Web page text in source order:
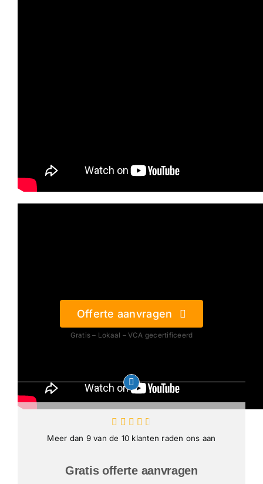
Offerte aanvragen
Gratis – Lokaal – VCA gecertificeerd
Meer dan 9 van de 10 klanten raden ons aan
Gratis offerte aanvragen